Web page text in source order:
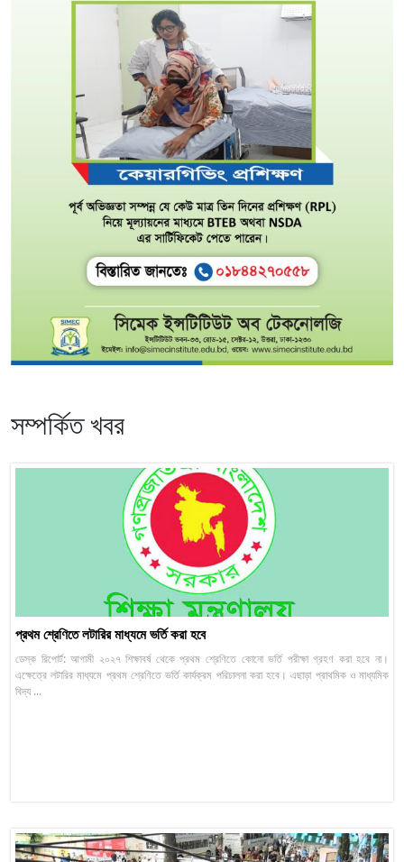
সম্পর্কিত খবর
প্রথম শ্রেণিতে লটারির মাধ্যমে ভর্তি করা হবে
ডেস্ক রিপোর্ট: আগামী ২০২৭ শিক্ষাবর্ষ থেকে প্রথম শ্রেণিতে কোনো ভর্তি পরীক্ষা গ্রহণ করা হবে না।
এক্ষেত্রে লটারির মাধ্যমে প্রথম শ্রেণিতে ভর্তি কার্যক্রম পরিচালনা করা হবে। এছাড়া প্রাথমিক ও মাধ্যমিক
বিদ্য ...